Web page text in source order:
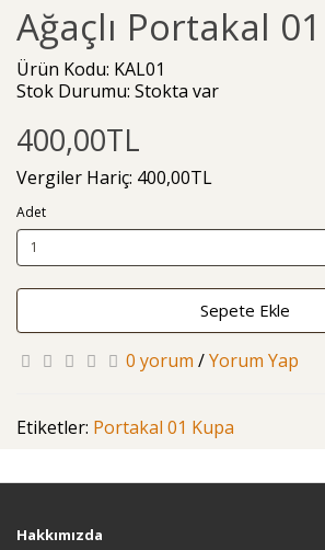
Ağaçlı Portakal
Ürün Kodu: KAL01
Stok Durumu: Stokta var
400,00TL
Vergiler Hariç: 400,00TL
Adet
Sepete Ekle
0 yorum /Yorum Yap
Etiketler: Portakal 01 Kupa
Hakkımızda